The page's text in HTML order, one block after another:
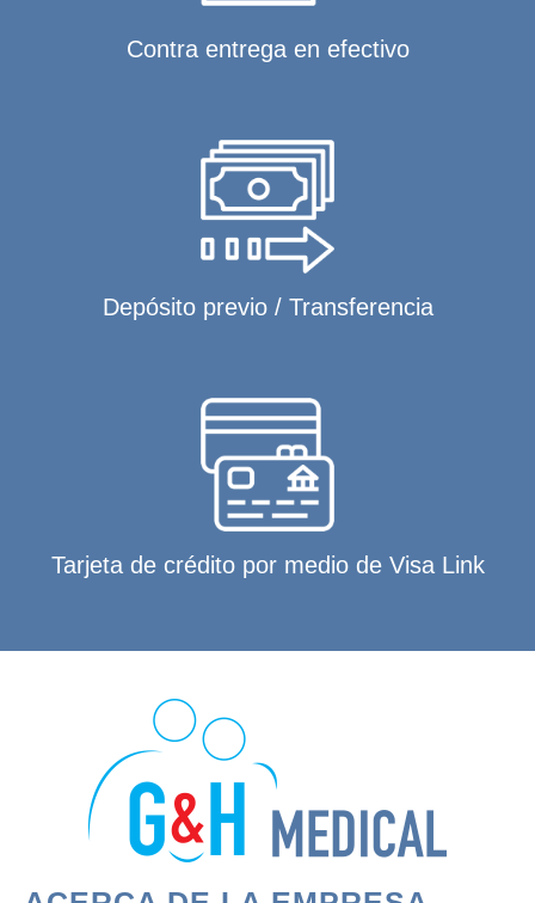
Contra entrega en efectivo
Depósito previo / Transferencia
Tarjeta de crédito por medio de Visa Link